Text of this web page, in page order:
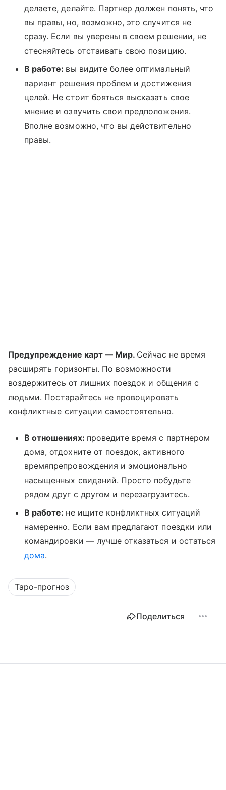
делаете, делайте. Партнер должен понять, что
вы правы, но, возможно, это случится не
сразу. Если вы уверены в своем решении, не
стесняйтесь отстаивать свою позицию.
В работе: вы видите более оптимальный
вариант решения проблем и достижения
целей. Не стоит бояться высказать свое
мнение и озвучить свои предположения.
Вполне возможно, что вы действительно
правы.
Предупреждение карт — Мир. Сейчас не время
расширять горизонты. По возможности
воздержитесь от лишних поездок и общения с
людьми. Постарайтесь не провоцировать
конфликтные ситуации самостоятельно.
В отношениях: проведите время с партнером
дома, отдохните от поездок, активного
времяпрепровождения и эмоционально
насыщенных свиданий. Просто побудьте
рядом друг с другом и перезагрузитесь.
В работе: не ищите конфликтных ситуаций
намеренно. Если вам предлагают поездки или
командировки — лучше отказаться и остаться
дома.
Таро-прогноз
Поделиться